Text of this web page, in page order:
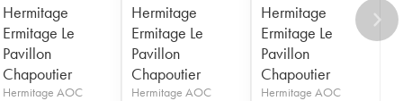
Hermitage
Ermitage Le
Pavillon
Chapoutier
Hermitage AOC
Hermitage
Ermitage Le
Pavillon
Chapoutier
Hermitage AOC
Hermitage
Ermitage Le
Pavillon
Chapoutier
Hermitage AOC